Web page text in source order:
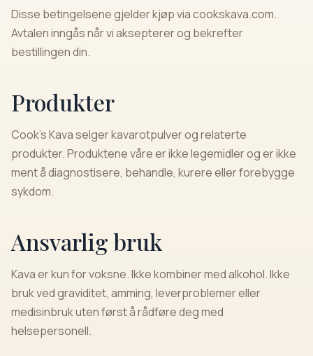
Disse betingelsene gjelder kjøp via cookskava.com.
Avtalen inngås når vi aksepterer og bekrefter
bestillingen din.
Produkter
Cook's Kava selger kavarotpulver og relaterte
produkter. Produktene våre er ikke legemidler og er ikke
ment å diagnostisere, behandle, kurere eller forebygge
sykdom.
Ansvarlig bruk
Kava er kun for voksne. Ikke kombiner med alkohol. Ikke
bruk ved graviditet, amming, leverproblemer eller
medisinbruk uten først å rådføre deg med
helsepersonell.